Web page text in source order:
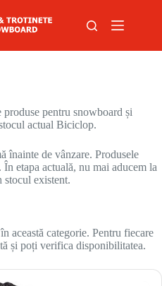
pentru snowboard și
actual Biciclop.
înainte de vânzare. Produsele
etapa actuală, nu mai aducem la
stocul existent.
această categorie. Pentru fiecare
și poți verifica disponibilitatea.